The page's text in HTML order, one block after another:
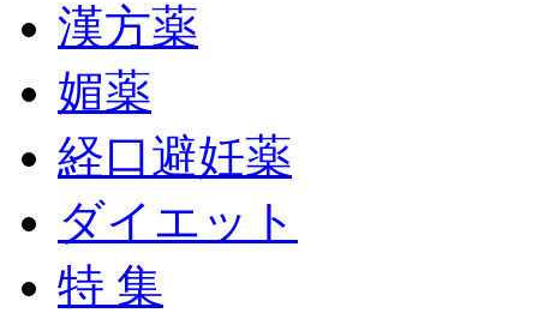
漢方薬
媚薬
経口避妊薬
ダイエット
特 集